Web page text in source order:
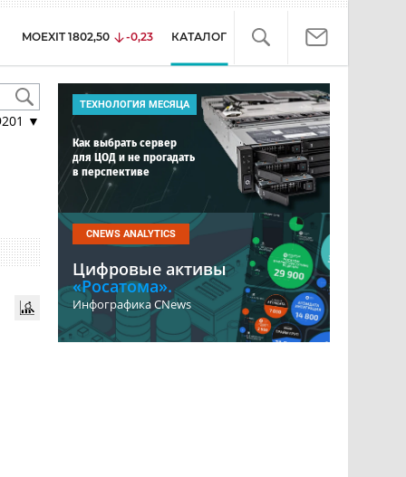
MOEXIT 1802,50 -0,23 КАТАЛОГ
▼
ТЕХНОЛОГИЯ МЕСЯЦА
Как выбрать сервер
для ЦОД и не прогадать
в перспективе
CNEWS ANALYTICS
Цифровые активы
«Росатома».
Инфографика CNews